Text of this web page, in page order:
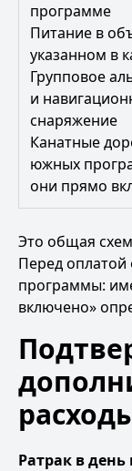
программе
Питание в
указанном в
Групповое
и
снаряжение
Канатные
южных
они прямо
Это общая
Перед оплатой
программы:
включено»
Ратрак в